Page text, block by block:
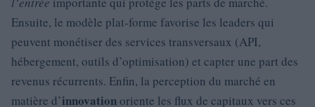
Ensuite, le modèle plat-forme favorise les leaders qui
peuvent monétiser des services transversaux (API,
hébergement, outils d’optimisation) et capter une part des
revenus récurrents. Enfin, la perception du marché en
matière d’innovationoriente les flux de capitaux vers ces